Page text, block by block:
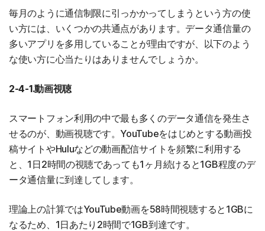
毎月のように通信制限に引っかかってしまうという方の使
い方には、いくつかの共通点があります。データ通信量の
多いアプリを多用していることが理由ですが、以下のよう
な使い方に心当たりはありませんでしょうか。
2-4-1.動画視聴
スマートフォン利用の中で最も多くのデータ通信を発生さ
せるのが、動画視聴です。YouTubeをはじめとする動画投
稿サイトやHuluなどの動画配信サイトを頻繁に利用する
と、1日2時間の視聴であっても1ヶ月続けると1GB程度のデ
ータ通信量に到達してします。
理論上の計算ではYouTube動画を58時間視聴すると1GBに
なるため、1日あたり2時間で1GB到達です。